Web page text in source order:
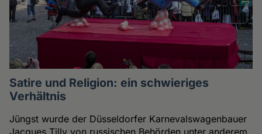
Satire und Religion: ein schwieriges
Verhältnis
Jüngst wurde der Düsseldorfer Karnevalswagenbauer
Jacques Tilly von russischen Behörden unter anderem